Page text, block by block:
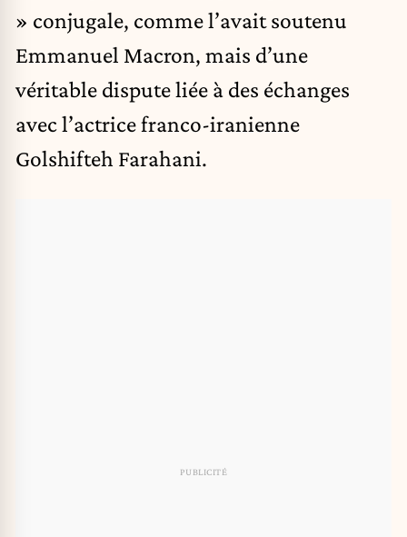
» conjugale, comme l’avait soutenu
Emmanuel Macron, mais d’une
véritable dispute liée à des échanges
avec l’actrice franco-iranienne
Golshifteh Farahani.